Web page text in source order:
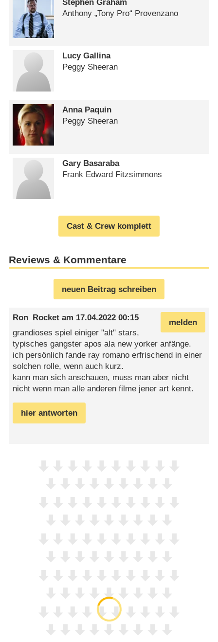
Stephen Graham
Anthony „Tony Pro“ Provenzano
Lucy Gallina
Peggy Sheeran
Anna Paquin
Peggy Sheeran
Gary Basaraba
Frank Edward Fitzsimmons
Cast & Crew komplett
Reviews & Kommentare
neuen Beitrag schreiben
melden
Ron_Rocket am 17.04.2022 00:15
grandioses spiel einiger "alt" stars,
typisches gangster apos ala new yorker anfänge.
ich persönlich fande ray romano erfrischend in einer
solchen rolle, wenn auch kurz.
kann man sich anschauen, muss man aber nicht
nicht wenn man alle anderen filme jener art kennt.
hier antworten